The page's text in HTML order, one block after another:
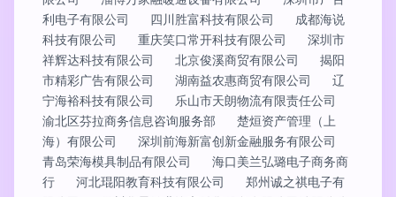
利电子有限公司
四川胜富科技有限公司
成都海说
科技有限公司
重庆笑口常开科技有限公司
深圳市
祥辉达科技有限公司
北京俊溪商贸有限公司
揭阳
市精彩广告有限公司
湖南益农惠商贸有限公司
辽
宁海裕科技有限公司
乐山市天朗物流有限责任公司
渝北区芬拉商务信息咨询服务部
楚烜资产管理（上
海）有限公司
深圳前海新富创新金融服务有限公司
青岛荣海模具制品有限公司
海口美兰弘璐电子商务商
行
河北琨阳教育科技有限公司
郑州诚之祺电子有